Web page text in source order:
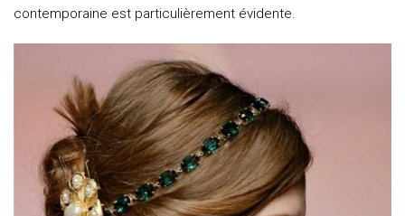
contemporaine est particulièrement évidente.